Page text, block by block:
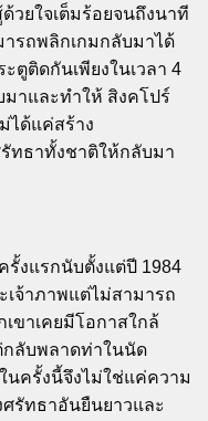
วยใจเต็มร้อยจนถึงนาที
รถพลิกเกมกลับมาได้
ตูติดกันเพียงในเวลา 4
าและทำให้ สิงคโปร์
ได้แค่สร้าง
ทธาทั้งชาติให้กลับมา
รั้งแรกนับตั้งแต่ปี 1984
เจ้าภาพแต่ไม่สามารถ
ขาเคยมีโอกาสใกล้
กลับพลาดท่าในนัด
นครั้งนี้จึงไม่ใช่แค่ความ
รัทธาอันยืนยาวและ